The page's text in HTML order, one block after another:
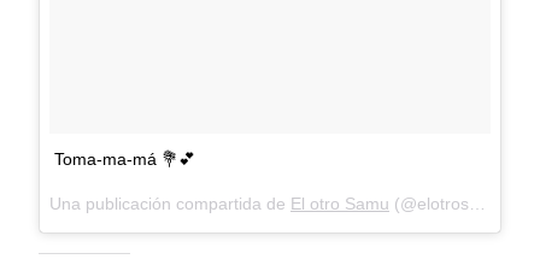
Toma-ma-má 💐💕
Una publicación compartida de El otro Samu (@elotrosamu) el